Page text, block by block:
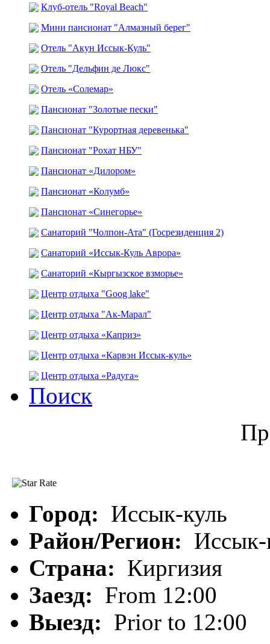
Клуб-отель "Royal Beach"
Мини пансионат "Алмазный берег"
Отель "Акун Иссык-Куль"
Отель "Дельфин де Люкс"
Отель «Солемар»
Пансионат "Золотые пески"
Пансионат "Курортная деревенька"
Пансионат "Рохат НБУ"
Пансионат «Дилором»
Пансионат «Колумб»
Пансионат «Синегорье»
Санаторий "Чолпон-Ата" (Госрезиденция 2)
Санаторий «Иссык-Куль Аврора»
Санаторий «Кыргызское взморье»
Центр отдыха "Goog lake"
Центр отдыха "Ак-Марал"
Центр отдыха «Каприз»
Центр отдыха «Карвэн Иссык-куль»
Центр отдыха «Радуга»
Поиск
Город: Иссык-куль
Район/Регион: Иссык-
Страна: Киргизия
Заезд: From 12:00
Выезд: Prior to 12:00